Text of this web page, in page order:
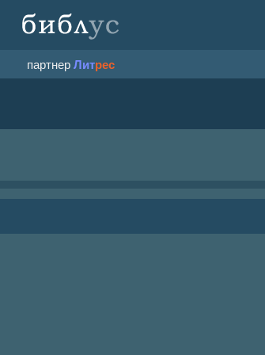
партнерЛитрес